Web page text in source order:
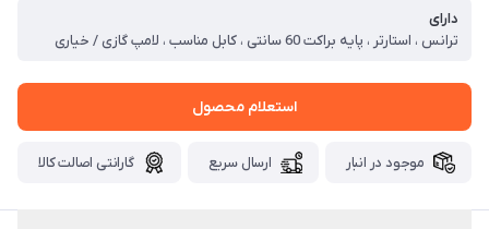
دارای
ترانس ، استارتر ، پایه براکت 60 سانتی ، کابل مناسب ، لامپ گازی / خیاری
استعلام محصول
موجود در انبار ارسال سریع گارانتی اصالت کالا